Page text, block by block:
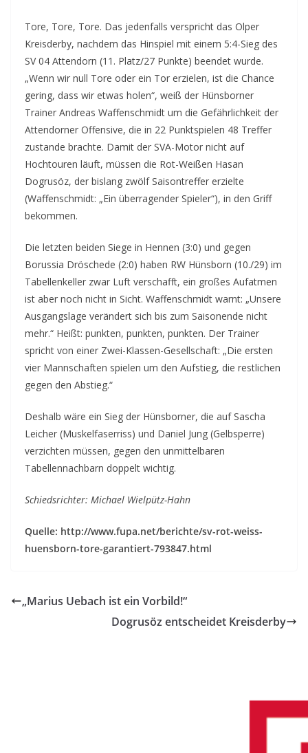
Tore, Tore, Tore. Das jedenfalls verspricht das Olper
Kreisderby, nachdem das Hinspiel mit einem 5:4-Sieg des
SV 04 Attendorn (11. Platz/27 Punkte) beendet wurde.
„Wenn wir null Tore oder ein Tor erzielen, ist die Chance
gering, dass wir etwas holen“, weiß der Hünsborner
Trainer Andreas Waffenschmidt um die Gefährlichkeit der
Attendorner Offensive, die in 22 Punktspielen 48 Treffer
zustande brachte. Damit der SVA-Motor nicht auf
Hochtouren läuft, müssen die Rot-Weißen Hasan
Dogrusöz, der bislang zwölf Saisontreffer erzielte
(Waffenschmidt: „Ein überragender Spieler“), in den Griff
bekommen.
Die letzten beiden Siege in Hennen (3:0) und gegen
Borussia Dröschede (2:0) haben RW Hünsborn (10./29) im
Tabellenkeller zwar Luft verschafft, ein großes Aufatmen
ist aber noch nicht in Sicht. Waffenschmidt warnt: „Unsere
Ausgangslage verändert sich bis zum Saisonende nicht
mehr.“ Heißt: punkten, punkten, punkten. Der Trainer
spricht von einer Zwei-Klassen-Gesellschaft: „Die ersten
vier Mannschaften spielen um den Aufstieg, die restlichen
gegen den Abstieg.“
Deshalb wäre ein Sieg der Hünsborner, die auf Sascha
Leicher (Muskelfaserriss) und Daniel Jung (Gelbsperre)
verzichten müssen, gegen den unmittelbaren
Tabellennachbarn doppelt wichtig.
Schiedsrichter: Michael Wielpütz-Hahn
Quelle: http://www.fupa.net/berichte/sv-rot-weiss-
huensborn-tore-garantiert-793847.html
„Marius Uebach ist ein Vorbild!“
Dogrusöz entscheidet Kreisderby